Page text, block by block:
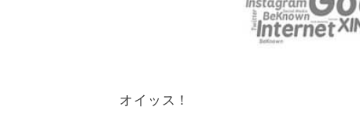
オイッス！